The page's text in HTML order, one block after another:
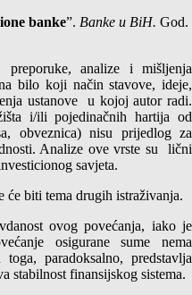
banke”. Banke u BiH. God.
preporuke, analize i mišljenja
bilo koji način stavove, ideje,
ustanove u kojoj autor radi.
i/ili pojedinačnih hartija od
obveznica) nisu prijedlog za
Analize ove vrste su lični
savjeta.
će biti tema drugih istraživanja.
ovog povećanja, iako je
osigurane sume nema
paradoksalno, predstavlja
stabilnost finansijskog sistema.